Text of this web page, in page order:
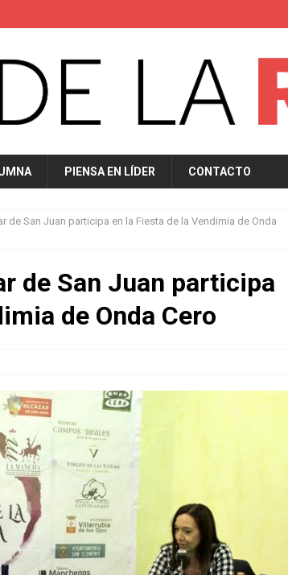
PIENSA EN LÍDER CONTACTO
de San Juan participa en la Fiesta de la Vendimia de Onda
de San Juan participa
de Onda Cero